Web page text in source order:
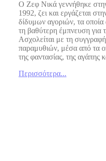
Ο Ζεφ Νικά γεννήθηκε
1992, ζει και εργάζεται
δίδυμων αγοριών, τα
τη βαθύτερη έμπνευση για
Ασχολείται με τη
παραμυθιών, μέσα από τα
της φαντασίας, της αγάπης
Περισσότερα...